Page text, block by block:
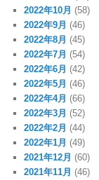
2022年10月 (58)
2022年9月 (46)
2022年8月 (45)
2022年7月 (54)
2022年6月 (42)
2022年5月 (46)
2022年4月 (66)
2022年3月 (52)
2022年2月 (44)
2022年1月 (49)
2021年12月 (60)
2021年11月 (46)